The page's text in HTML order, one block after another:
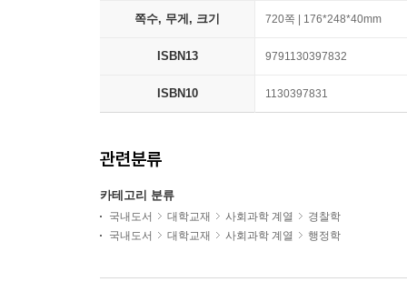
쪽수, 무게, 크기 720쪽 | 176*248*40mm
ISBN13 9791130397832
ISBN10 1130397831
관련분류
카테고리 분류
국내도서 대학교재 사회과학 계열
경찰학
국내도서
대학교재 사회과학 계열 행정학